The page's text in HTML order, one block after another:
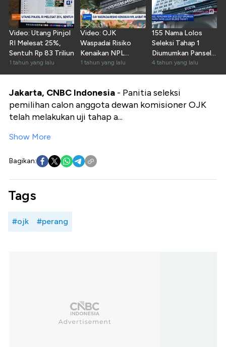
Video: Utang Pinjol
RI Melesat 25%,
Sentuh Rp 83 Triliun
1 tahun yang lalu
Video: OJK
Waspadai Risiko
Kenaikan NPL
Akibat Perang
Dagang
1 tahun yang lalu
155 Nama Lolos
Seleksi Tahap 1
Diumumkan Pansel
Pemilihan OJK
4 tahun yang lalu
Jakarta, CNBC Indonesia - Panitia seleksi
pemilihan calon anggota dewan komisioner OJK
telah melakukan uji tahap a...
Show More
Bagikan:
Tags
#ojk #perang